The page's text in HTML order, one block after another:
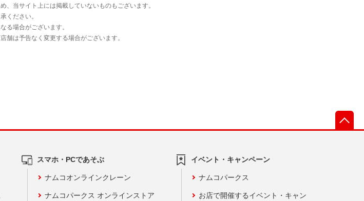
スマホ・PCであそぶ
ナムコオンラインクレーン
ナムコパークス オンラインストア
イベント・キャンペーン
ナムコパークス
お店で開催するイベント・キャン